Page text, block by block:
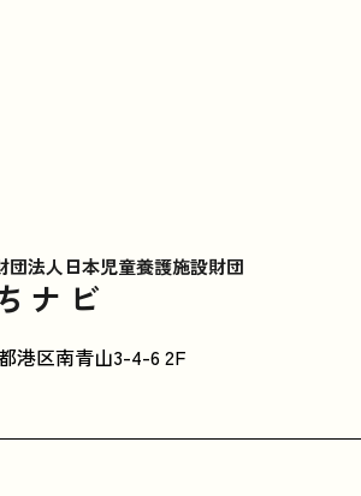
団法人日本児童養護施設財団
ナビ
港区南青山3-4-6 2F